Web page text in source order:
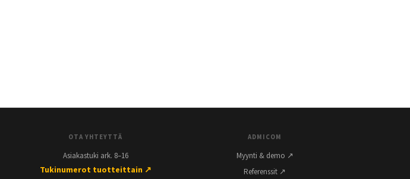
OTA YHTEYTTÄ
Asiakastuki ark. 8–16
Tukinumerot tuotteittain ↗
ADMICOM
Myynti & demo ↗
Referenssit ↗